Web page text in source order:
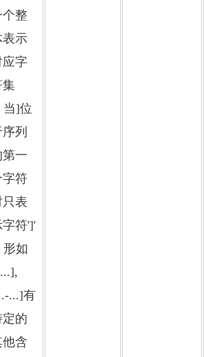
个整
表示
应字
集
当]位
列
第一
字符
只表
字符']'
形如
...]有
定的
他含